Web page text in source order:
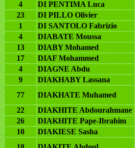
4
DI PENTIMA Luca
23
DI PILLO Olivier
1
DI SANTOLO Fabrizio
4
DIABATE Moussa
13
DIABY Mohamed
17
DIAF Mohammed
4
DIAGNE Abdu
9
DIAKHABY Lassana
77
DIAKHATE Muhamed
22
DIAKHITE Abdourahmane
26
DIAKHITE Pape-Ibrahim
10
DIAKIESE Sasha